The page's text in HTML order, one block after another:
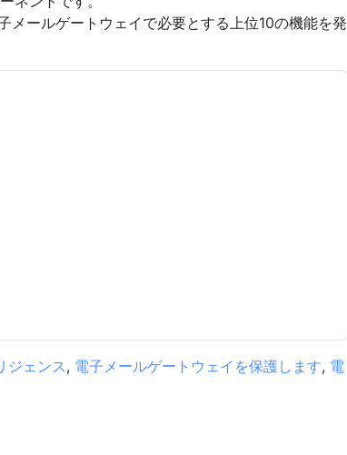
ールゲートウェイで必要とする上位10の機能を発
ジェンス, 電子メールゲートウェイを保護します, 電